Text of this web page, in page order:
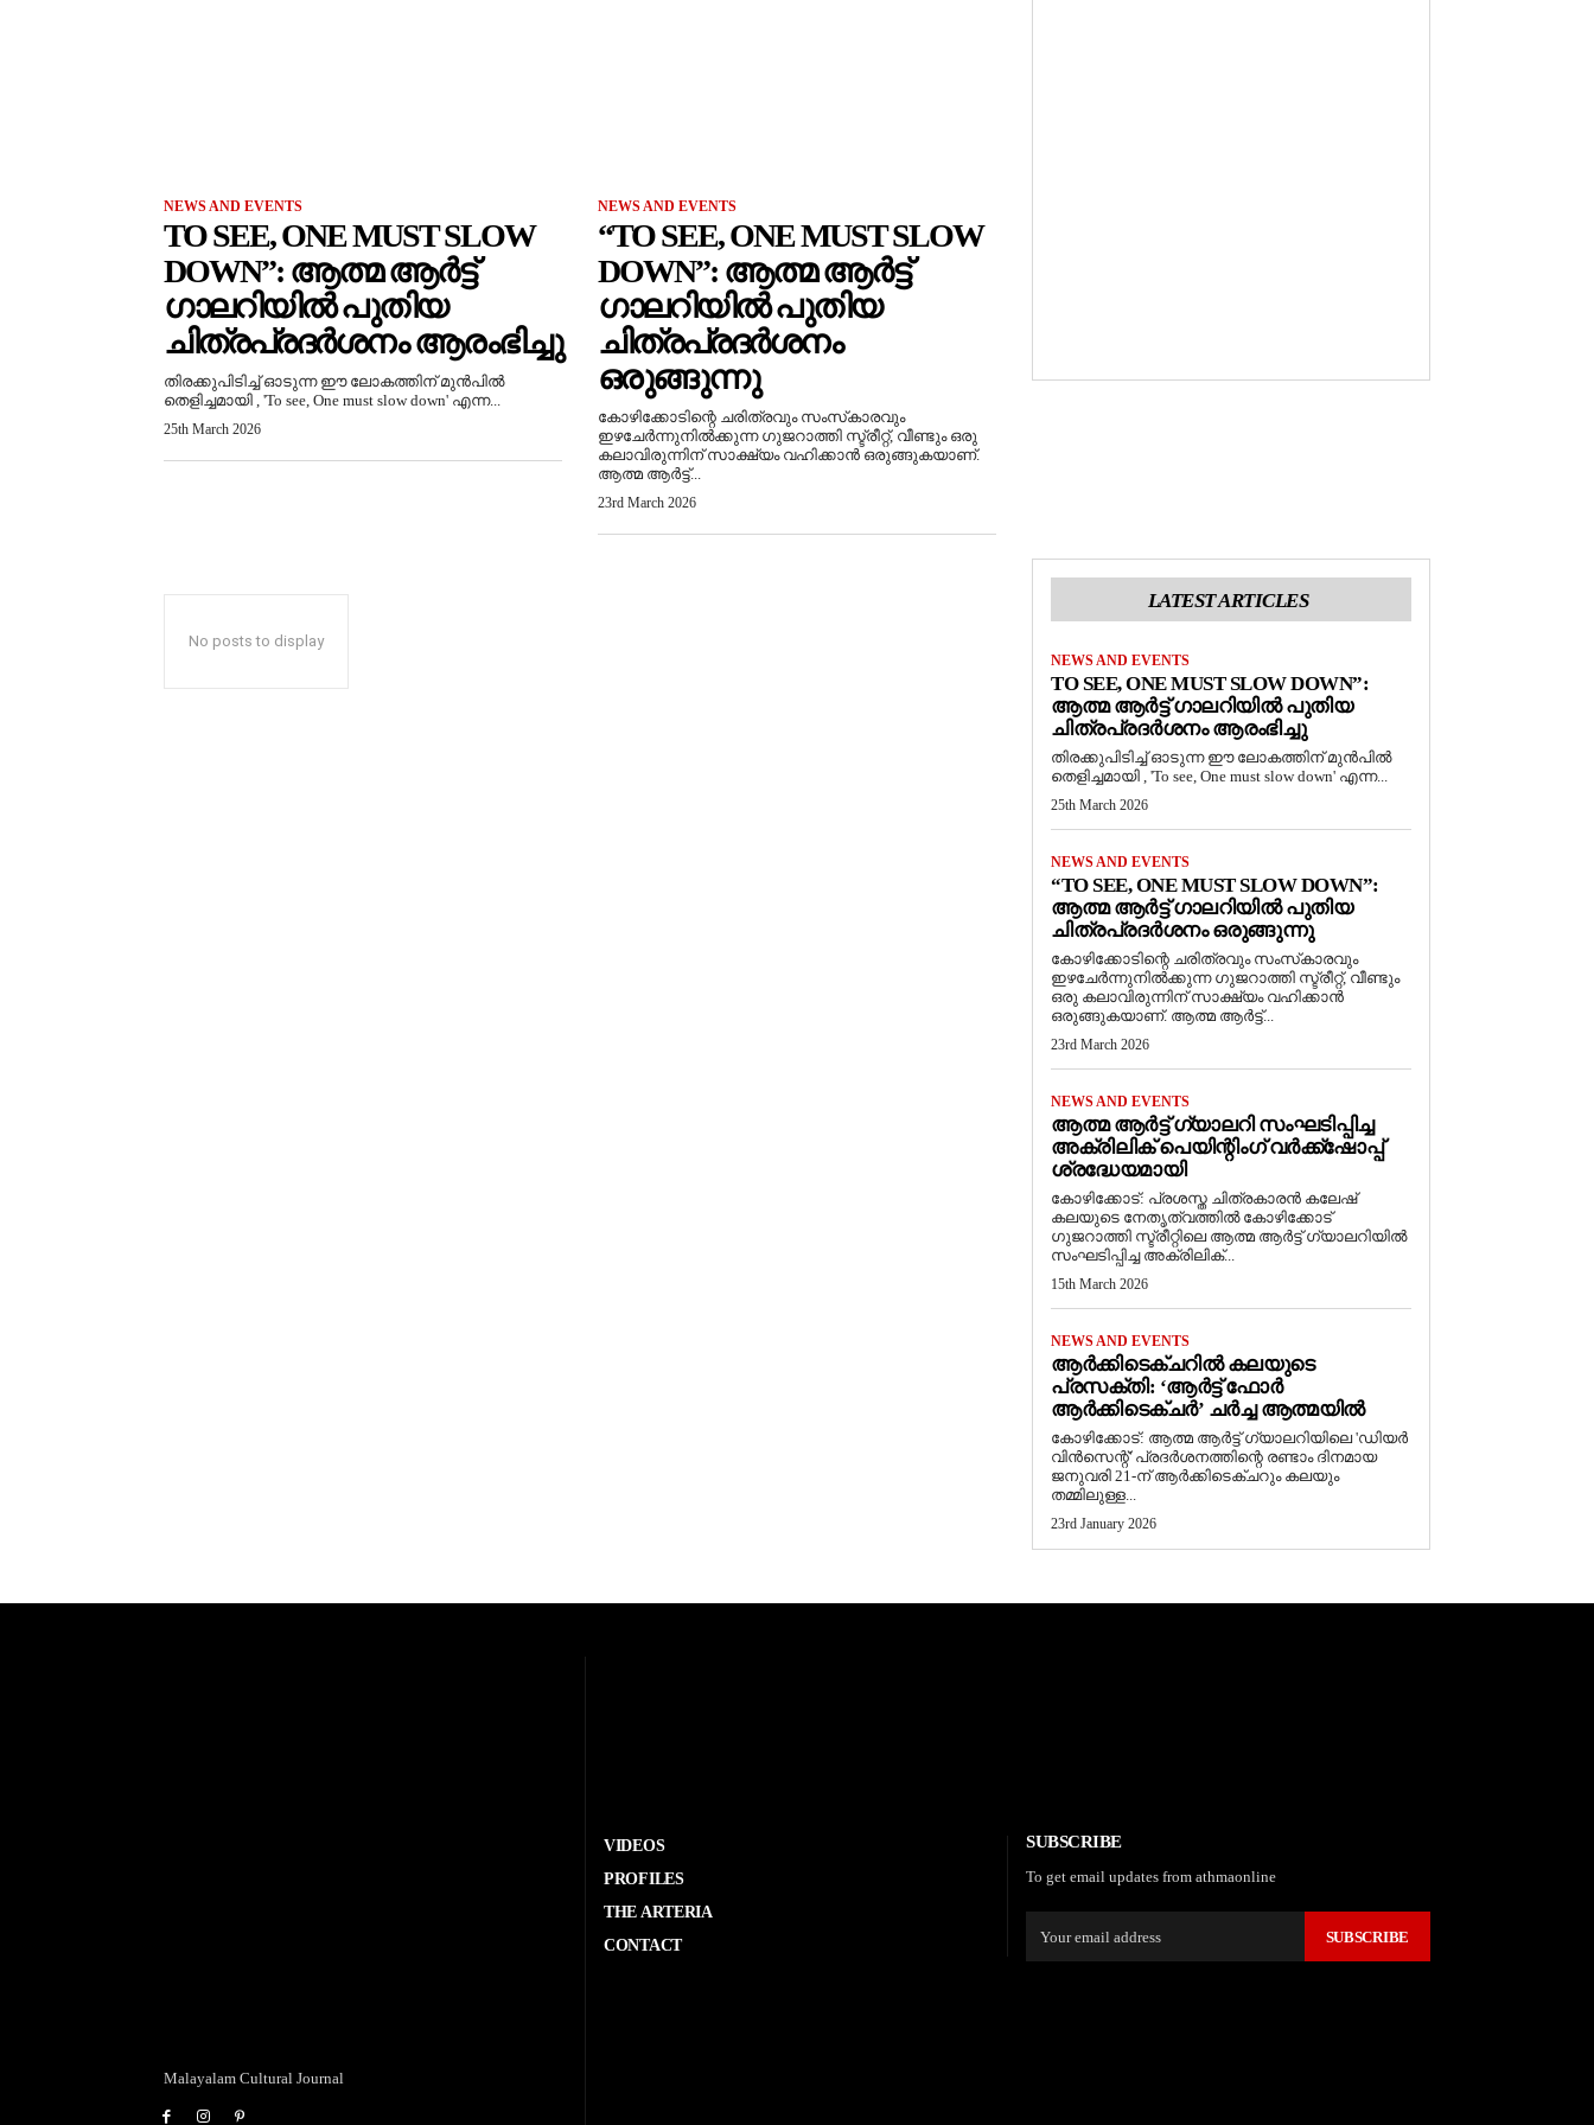
NEWS AND EVENTS
TO SEE, ONE MUST SLOW
DOWN”: ആത്മ ആർട്ട്
ഗാലറിയിൽ പുതിയ
ചിത്രപ്രദർശനം ആരംഭിച്ചു
തിരക്കുപിടിച്ച് ഓടുന്ന ഈ ലോകത്തിന് മുൻപിൽ
തെളിച്ചമായി , 'To see, One must slow down' എന്ന...
25th March 2026
NEWS AND EVENTS
“TO SEE, ONE MUST SLOW
DOWN”: ആത്മ ആർട്ട്
ഗാലറിയിൽ പുതിയ
ചിത്രപ്രദർശനം
ഒരുങ്ങുന്നു
കോഴിക്കോടിന്റെ ചരിത്രവും സംസ്‌കാരവും
ഇഴചേർന്നുനിൽക്കുന്ന ഗുജറാത്തി സ്ട്രീറ്റ്, വീണ്ടും ഒരു
കലാവിരുന്നിന് സാക്ഷ്യം വഹിക്കാൻ ഒരുങ്ങുകയാണ്.
ആത്മ ആർട്ട്...
23rd March 2026
No posts to display
LATEST ARTICLES
NEWS AND EVENTS
TO SEE, ONE MUST SLOW DOWN”:
ആത്മ ആർട്ട് ഗാലറിയിൽ പുതിയ
ചിത്രപ്രദർശനം ആരംഭിച്ചു
തിരക്കുപിടിച്ച് ഓടുന്ന ഈ ലോകത്തിന് മുൻപിൽ
തെളിച്ചമായി , 'To see, One must slow down' എന്ന...
25th March 2026
NEWS AND EVENTS
“TO SEE, ONE MUST SLOW DOWN”:
ആത്മ ആർട്ട് ഗാലറിയിൽ പുതിയ
ചിത്രപ്രദർശനം ഒരുങ്ങുന്നു
കോഴിക്കോടിന്റെ ചരിത്രവും സംസ്‌കാരവും
ഇഴചേർന്നുനിൽക്കുന്ന ഗുജറാത്തി സ്ട്രീറ്റ്, വീണ്ടും
ഒരു കലാവിരുന്നിന് സാക്ഷ്യം വഹിക്കാൻ
ഒരുങ്ങുകയാണ്. ആത്മ ആർട്ട്...
23rd March 2026
NEWS AND EVENTS
ആത്മ ആർട്ട് ഗ്യാലറി സംഘടിപ്പിച്ച
അക്രിലിക് പെയിന്റിംഗ് വർക്ക്‌ഷോപ്പ്
ശ്രദ്ധേയമായി
കോഴിക്കോട്: പ്രശസ്ത ചിത്രകാരൻ കലേഷ്
കലയുടെ നേതൃത്വത്തിൽ കോഴിക്കോട്
ഗുജറാത്തി സ്ട്രീറ്റിലെ ആത്മ ആർട്ട് ഗ്യാലറിയിൽ
സംഘടിപ്പിച്ച അക്രിലിക്...
15th March 2026
NEWS AND EVENTS
ആർക്കിടെക്ചറിൽ കലയുടെ
പ്രസക്തി: ‘ആർട്ട് ഫോർ
ആർക്കിടെക്ചർ’ ചർച്ച ആത്മയിൽ
​കോഴിക്കോട്: ആത്മ ആർട്ട് ഗ്യാലറിയിലെ 'ഡിയർ
വിൻസെന്റ്' പ്രദർശനത്തിന്റെ രണ്ടാം ദിനമായ
ജനുവരി 21-ന് ആർക്കിടെക്ചറും കലയും
തമ്മിലുള്ള...
23rd January 2026
Malayalam Cultural Journal
VIDEOS
PROFILES
THE ARTERIA
CONTACT
SUBSCRIBE
To get email updates from athmaonline
SUBSCRIBE